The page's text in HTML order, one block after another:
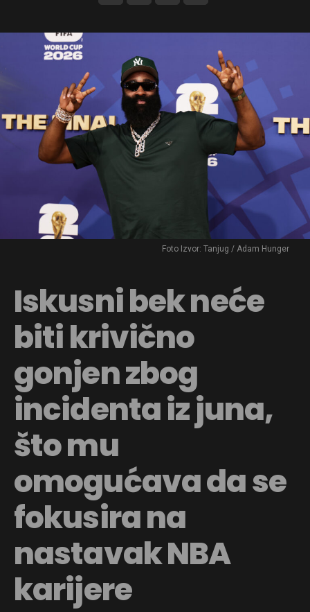
Foto Izvor: Tanjug / Adam Hunger
Iskusni bek neće
biti krivično
gonjen zbog
incidenta iz juna,
što mu
omogućava da se
fokusira na
nastavak NBA
karijere